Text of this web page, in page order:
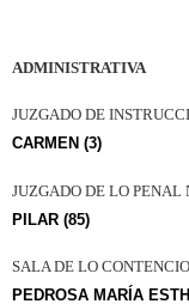
GESTIÓN
ADMINISTRATIVA
JUZGADO DE
CARMEN (3)
JUZGADO DE LO PENAL
PILAR (85)
SALA DE LO
PEDROSA MARÍA